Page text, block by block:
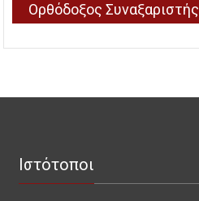
Ορθόδοξος Συναξαριστής
Ιστότοποι